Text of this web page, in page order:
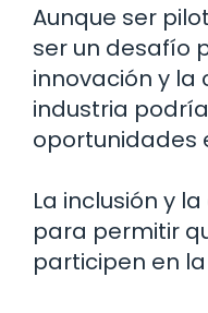
Aunque ser
ser un desafío
innovación y la
industria
oportunidades
La inclusión y
para permitir
participen en